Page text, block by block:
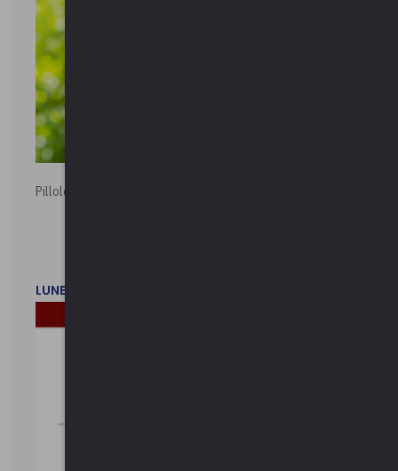
Pillole ambientali | 2026
LUNEDì 2 FEBBRAIO 2026